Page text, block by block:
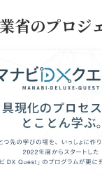
省のプロジ